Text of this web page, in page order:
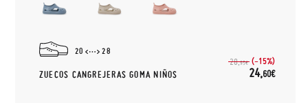
20 28
ZUECOS CANGREJERAS GOMA NIÑOS
28,95€ (-15%)
24,60€